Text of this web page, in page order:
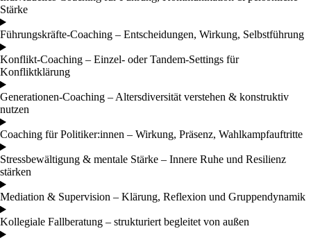
Stärke
Führungskräfte-Coaching – Entscheidungen, Wirkung, Selbstführung
Konflikt-Coaching – Einzel- oder Tandem-Settings für
Konfliktklärung
Generationen-Coaching – Altersdiversität verstehen & konstruktiv
nutzen
Coaching für Politiker:innen – Wirkung, Präsenz, Wahlkampfauftritte
Stressbewältigung & mentale Stärke – Innere Ruhe und Resilienz
stärken
Mediation & Supervision – Klärung, Reflexion und Gruppendynamik
Kollegiale Fallberatung – strukturiert begleitet von außen